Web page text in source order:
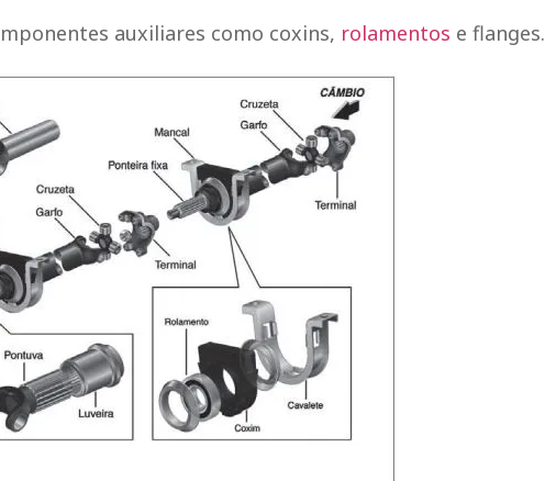
auxiliares como coxins, rolamentos e flanges.